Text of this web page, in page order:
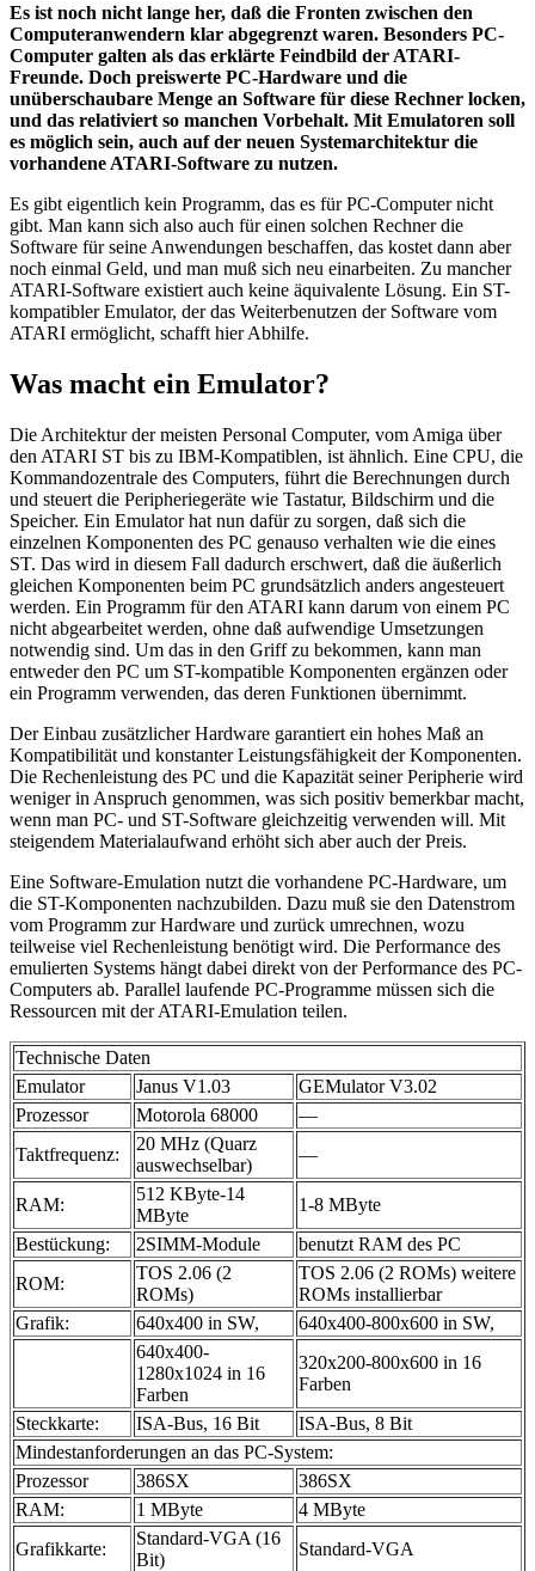
Es ist noch nicht lange her, daß die Fronten zwischen den
Computeranwendern klar abgegrenzt waren. Besonders PC-
Computer galten als das erklärte Feindbild der ATARI-
Freunde. Doch preiswerte PC-Hardware und die
unüberschaubare Menge an Software für diese Rechner locken,
und das relativiert so manchen Vorbehalt. Mit Emulatoren soll
es möglich sein, auch auf der neuen Systemarchitektur die
vorhandene ATARI-Software zu nutzen.
Es gibt eigentlich kein Programm, das es für PC-Computer nicht
gibt. Man kann sich also auch für einen solchen Rechner die
Software für seine Anwendungen beschaffen, das kostet dann aber
noch einmal Geld, und man muß sich neu einarbeiten. Zu mancher
ATARI-Software existiert auch keine äquivalente Lösung. Ein ST-
kompatibler Emulator, der das Weiterbenutzen der Software vom
ATARI ermöglicht, schafft hier Abhilfe.
Was macht ein Emulator?
Die Architektur der meisten Personal Computer, vom Amiga über
den ATARI ST bis zu IBM-Kompatiblen, ist ähnlich. Eine CPU, die
Kommandozentrale des Computers, führt die Berechnungen durch
und steuert die Peripheriegeräte wie Tastatur, Bildschirm und die
Speicher. Ein Emulator hat nun dafür zu sorgen, daß sich die
einzelnen Komponenten des PC genauso verhalten wie die eines
ST. Das wird in diesem Fall dadurch erschwert, daß die äußerlich
gleichen Komponenten beim PC grundsätzlich anders angesteuert
werden. Ein Programm für den ATARI kann darum von einem PC
nicht abgearbeitet werden, ohne daß aufwendige Umsetzungen
notwendig sind. Um das in den Griff zu bekommen, kann man
entweder den PC um ST-kompatible Komponenten ergänzen oder
ein Programm verwenden, das deren Funktionen übernimmt.
Der Einbau zusätzlicher Hardware garantiert ein hohes Maß an
Kompatibilität und konstanter Leistungsfähigkeit der Komponenten.
Die Rechenleistung des PC und die Kapazität seiner Peripherie wird
weniger in Anspruch genommen, was sich positiv bemerkbar macht,
wenn man PC- und ST-Software gleichzeitig verwenden will. Mit
steigendem Materialaufwand erhöht sich aber auch der Preis.
Eine Software-Emulation nutzt die vorhandene PC-Hardware, um
die ST-Komponenten nachzubilden. Dazu muß sie den Datenstrom
vom Programm zur Hardware und zurück umrechnen, wozu
teilweise viel Rechenleistung benötigt wird. Die Performance des
emulierten Systems hängt dabei direkt von der Performance des PC-
Computers ab. Parallel laufende PC-Programme müssen sich die
Ressourcen mit der ATARI-Emulation teilen.
Technische Daten
Emulator
Janus V1.03
GEMulator V3.02
Prozessor
Motorola 68000
—
Taktfrequenz:
20 MHz (Quarz
auswechselbar)
—
RAM:
512 KByte-14
MByte
1-8 MByte
Bestückung:
2SIMM-Module
benutzt RAM des PC
ROM:
TOS 2.06 (2
ROMs)
TOS 2.06 (2 ROMs) weitere
ROMs installierbar
Grafik:
640x400 in SW,
640x400-800x600 in SW,
640x400-
1280x1024 in 16
Farben
320x200-800x600 in 16
Farben
Steckkarte:
ISA-Bus, 16 Bit
ISA-Bus, 8 Bit
Mindestanforderungen an das PC-System:
Prozessor
386SX
386SX
RAM:
1 MByte
4 MByte
Grafikkarte:
Standard-VGA (16
Bit)
Standard-VGA